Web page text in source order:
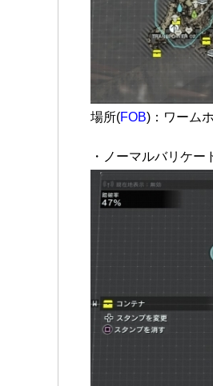
場所(FOB)：ワーム
・ノーマルバリケー